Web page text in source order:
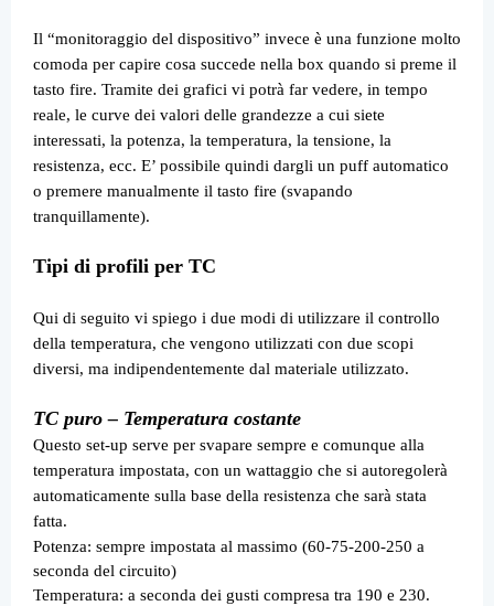
Il “monitoraggio del dispositivo” invece è una funzione molto
comoda per capire cosa succede nella box quando si preme il
tasto fire. Tramite dei grafici vi potrà far vedere, in tempo
reale, le curve dei valori delle grandezze a cui siete
interessati, la potenza, la temperatura, la tensione, la
resistenza, ecc. E’ possibile quindi dargli un puff automatico
o premere manualmente il tasto fire (svapando
tranquillamente).
Tipi di profili per TC
Qui di seguito vi spiego i due modi di utilizzare il controllo
della temperatura, che vengono utilizzati con due scopi
diversi, ma indipendentemente dal materiale utilizzato.
TC puro – Temperatura costante
Questo set-up serve per svapare sempre e comunque alla
temperatura impostata, con un wattaggio che si autoregolerà
automaticamente sulla base della resistenza che sarà stata
fatta.
Potenza: sempre impostata al massimo (60-75-200-250 a
seconda del circuito)
Temperatura: a seconda dei gusti compresa tra 190 e 230.